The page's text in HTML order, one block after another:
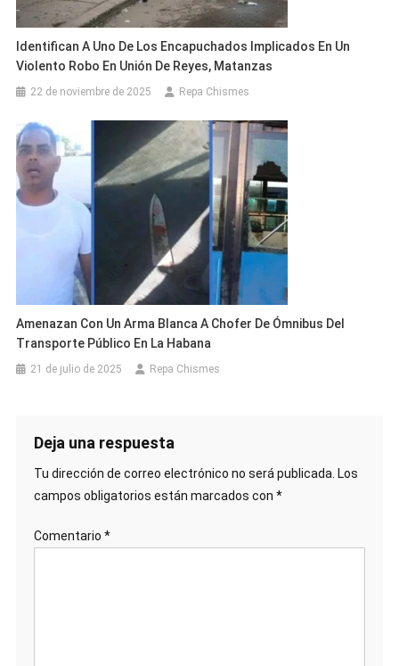
Identifican A Uno De Los Encapuchados Implicados En Un
Violento Robo En Unión De Reyes, Matanzas
22 de noviembre de 2025 Repa Chismes
Amenazan Con Un Arma Blanca A Chofer De Ómnibus Del
Transporte Público En La Habana
21 de julio de 2025 Repa Chismes
Deja una respuesta
Tu dirección de correo electrónico no será publicada. Los
campos obligatorios están marcados con *
Comentario *